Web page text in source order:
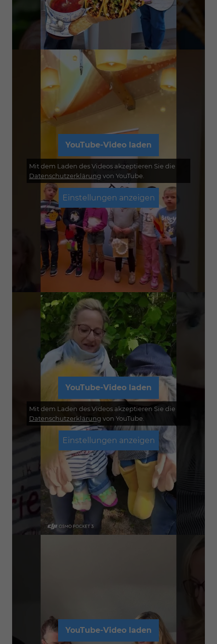
YouTube-Video laden
Mit dem Laden des Videos akzeptieren Sie die
Datenschutzerklärung von YouTube.
Einstellungen anzeigen
YouTube-Video laden
Mit dem Laden des Videos akzeptieren Sie die
Datenschutzerklärung von YouTube.
Einstellungen anzeigen
YouTube-Video laden